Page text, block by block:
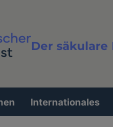
Der
Volltextsuche
Internationales